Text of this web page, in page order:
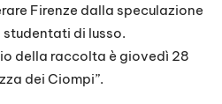
Firenze dalla speculazione
di lusso.
della raccolta è giovedì 28
dei Ciompi”.